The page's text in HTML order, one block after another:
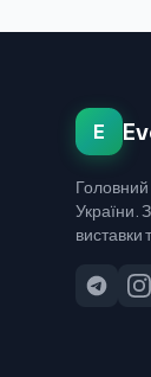
E
Головний
України.
виставки